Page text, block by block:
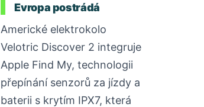
Evropa postrádá
Americké elektrokolo
Velotric Discover 2 integruje
Apple Find My, technologii
přepínání senzorů za jízdy a
baterii s krytím IPX7, která